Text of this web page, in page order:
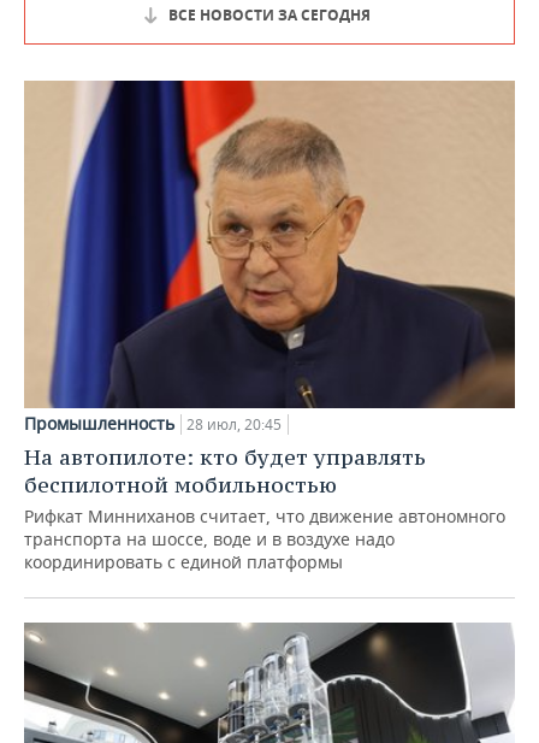
ВСЕ НОВОСТИ ЗА СЕГОДНЯ
Промышленность 28 июл, 20:45
На автопилоте: кто будет управлять
беспилотной мобильностью
Рифкат Минниханов считает, что движение автономного
транспорта на шоссе, воде и в воздухе надо
координировать с единой платформы